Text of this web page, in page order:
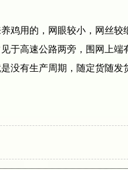
鸡用的，网眼较小，网丝较
于高速公路两旁，围网上端
没有生产周期，随定货随发